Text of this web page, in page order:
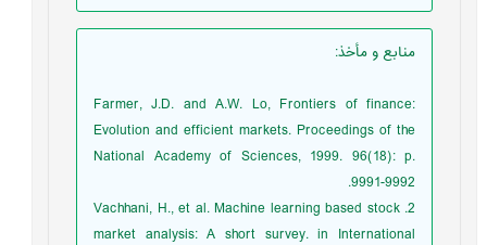
منابع و مأخذ:
Farmer, J.D. and A.W. Lo, Frontiers of finance:
Evolution and efficient markets. Proceedings of the
National Academy of Sciences, 1999. 96(18): p.
9991-9992.
2. Vachhani, H., et al. Machine learning based stock
market analysis: A short survey. in International